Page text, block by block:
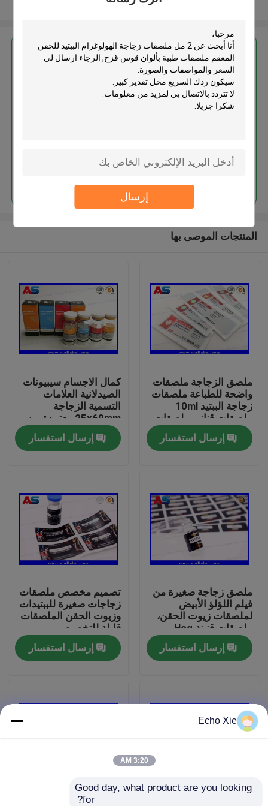
إرسال
منتجات
معلومات عنا
رقابة جودة
اتصل بنا
تسميات 10ML فيال
عرض المزيد
احصل على افضل سعر ل
2 مل ملصقات زجاجة الهولوغرام
الببتيد للحقن المعقم ملصقات طبية
المنتجات الموصى بها
ملصق الزجاجة ملصقات
واضحة للطباعة ملصقات
زجاجة الببتيد 10ml
ملصقات قناني ملصقات
زجاجة صغيرة
إرسال استفسار
كمال الاجسام سيبيونات
الصيدلانية العلامات
التسمية الزجاجة
25x60mm معتمدة من
قبل ISO لعلب 10ml
إرسال استفسار
ملصق زجاجة صغيرة من
فيلم اللؤلؤ الأبيض
لملصقات زيوت الحقن،
ملصقات قنينة Hcg
طباعة شعار مخصص
إرسال استفسار
تصميم مخصص ملصقات
زجاجات صغيرة للببتيدات
وزيوت الحقن الملصقات
قابلة للتخصيص
إرسال استفسار
Echo Xie
3:20 AM
Good day, what product are you looking
for?